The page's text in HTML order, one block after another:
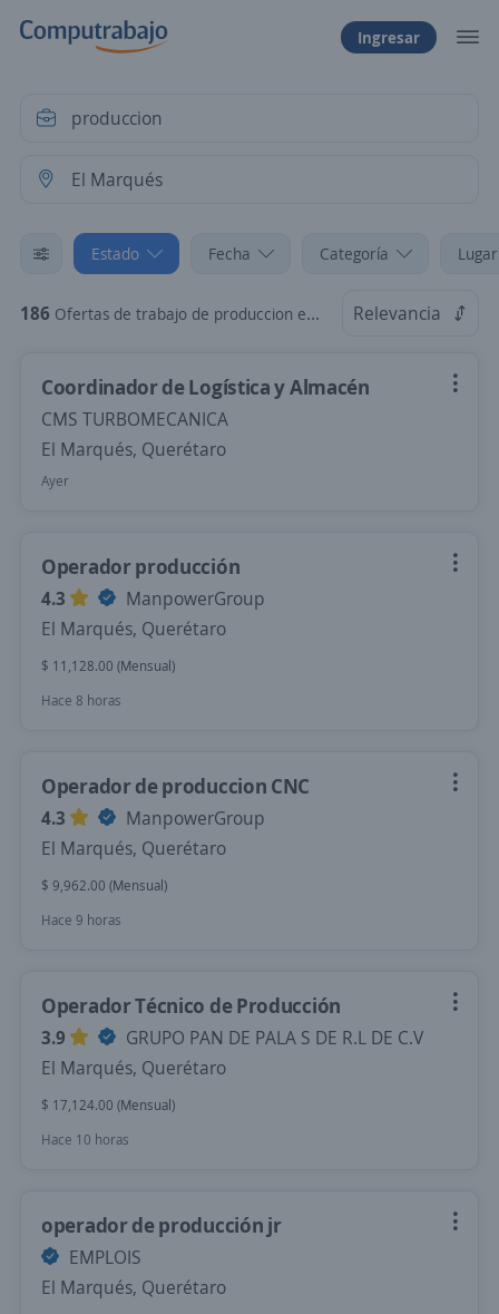
Ingresar
Estado Fecha Categoría
186 Ofertas de trabajo de produccion en El Marqués, Querétaro Relevancia
Coordinador de Logística y Almacén
CMS TURBOMECANICA
El Marqués, Querétaro
Ayer
Operador producción
4.3
ManpowerGroup
El Marqués, Querétaro
$ 11,128.00 (Mensual)
Hace 8 horas
Operador de produccion CNC
4.3
ManpowerGroup
El Marqués, Querétaro
$ 9,962.00 (Mensual)
Hace 9 horas
Operador Técnico de Producción
3.9
GRUPO PAN DE PALA S DE R.L DE C.V
El Marqués, Querétaro
$ 17,124.00 (Mensual)
Hace 10 horas
operador de producción jr
EMPLOIS
El Marqués, Querétaro